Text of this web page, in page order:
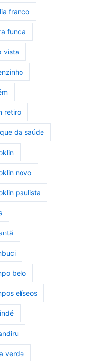
franco
funda
vista
retiro
da saúde
novo
paulista
belo
elíseos
verde